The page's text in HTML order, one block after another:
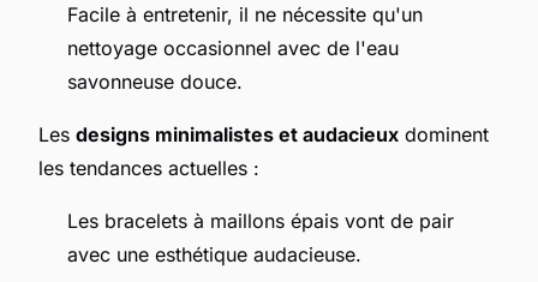
Facile à entretenir, il ne nécessite qu'un
nettoyage occasionnel avec de l'eau
savonneuse douce.
Les designs minimalistes et audacieux dominent
les tendances actuelles :
Les bracelets à maillons épais vont de pair
avec une esthétique audacieuse.